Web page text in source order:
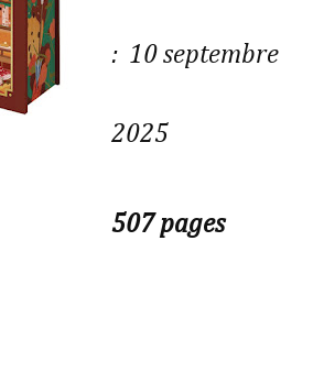
: 10 septembre
2025
507 pages